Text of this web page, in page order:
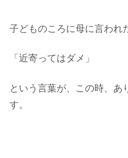
子どものころに母に言われ
「近寄ってはダメ」
という言葉が、この時、あ
す。